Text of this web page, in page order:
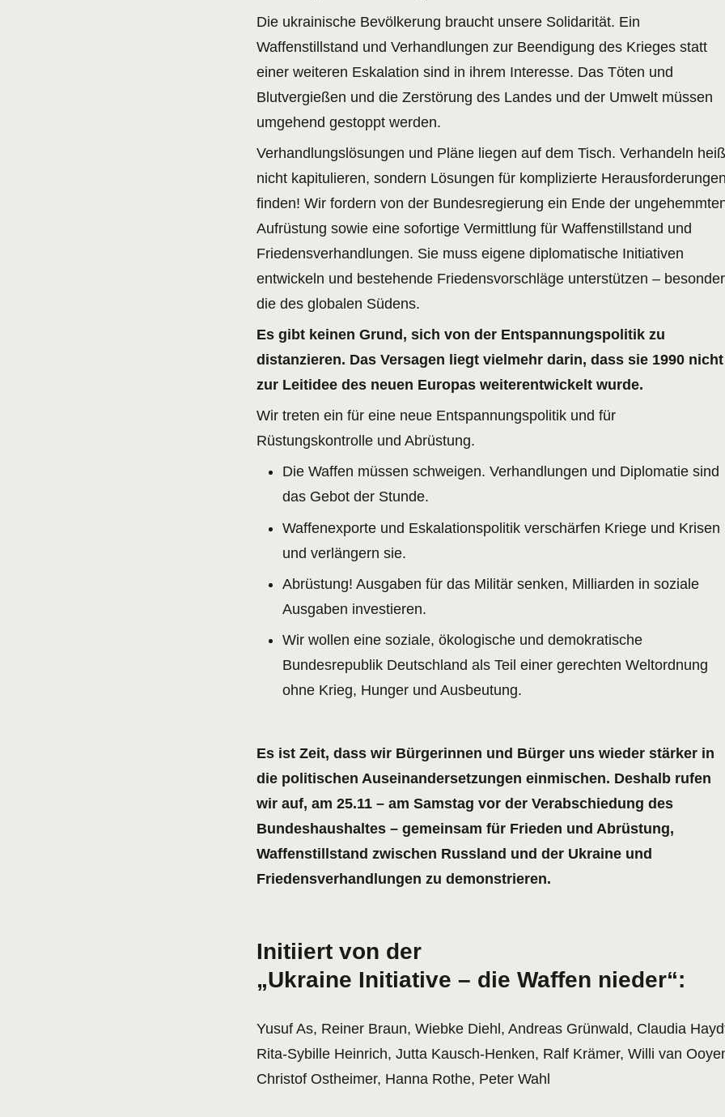
Die ukrainische Bevölkerung braucht unsere Solidarität. Ein
Waffenstillstand und Verhandlungen zur Beendigung des Krieges statt
einer weiteren Eskalation sind in ihrem Interesse. Das Töten und
Blutvergießen und die Zerstörung des Landes und der Umwelt müssen
umgehend gestoppt werden.
Verhandlungslösungen und Pläne liegen auf dem Tisch. Verhandeln
nicht kapitulieren, sondern Lösungen für komplizierte
finden! Wir fordern von der Bundesregierung ein Ende der
Aufrüstung sowie eine sofortige Vermittlung für Waffenstillstand und
Friedensverhandlungen. Sie muss eigene diplomatische Initiativen
entwickeln und bestehende Friedensvorschläge unterstützen –
die des globalen Südens.
Es gibt keinen Grund, sich von der Entspannungspolitik zu
distanzieren. Das Versagen liegt vielmehr darin, dass sie 1990 nicht
zur Leitidee des neuen Europas weiterentwickelt wurde.
Wir treten ein für eine neue Entspannungspolitik und für
Rüstungskontrolle und Abrüstung.
Die Waffen müssen schweigen. Verhandlungen und Diplomatie sind
das Gebot der Stunde.
Waffenexporte und Eskalationspolitik verschärfen Kriege und Krisen
und verlängern sie.
Abrüstung! Ausgaben für das Militär senken, Milliarden in soziale
Ausgaben investieren.
Wir wollen eine soziale, ökologische und demokratische
Bundesrepublik Deutschland als Teil einer gerechten Weltordnung
ohne Krieg, Hunger und Ausbeutung.
Es ist Zeit, dass wir Bürgerinnen und Bürger uns wieder stärker in
die politischen Auseinandersetzungen einmischen. Deshalb rufen
wir auf, am 25.11 – am Samstag vor der Verabschiedung des
Bundeshaushaltes – gemeinsam für Frieden und Abrüstung,
Waffenstillstand zwischen Russland und der Ukraine und
Friedensverhandlungen zu demonstrieren.
Initiiert von der
„Ukraine Initiative – die Waffen nieder“:
Yusuf As, Reiner Braun, Wiebke Diehl, Andreas Grünwald, Claudia
Rita-Sybille Heinrich, Jutta Kausch-Henken, Ralf Krämer, Willi van
Christof Ostheimer, Hanna Rothe, Peter Wahl